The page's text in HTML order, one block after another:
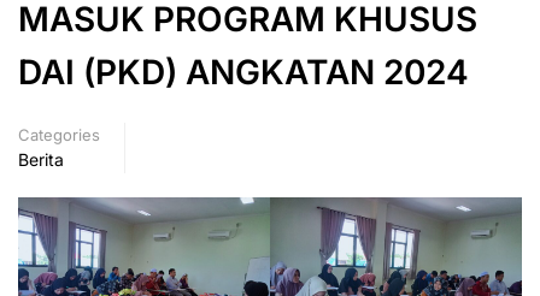
MASUK PROGRAM KHUSUS
DAI (PKD) ANGKATAN 2024
Categories
Berita